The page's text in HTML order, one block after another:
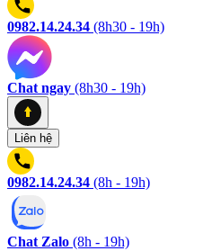
0982.14.24.34 (8h30 - 19h)
Chat ngay (8h30 - 19h)
Liên hệ
0982.14.24.34 (8h - 19h)
Chat Zalo (8h - 19h)